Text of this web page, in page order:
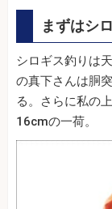
まずはシ
シロギス釣りは
の真下さんは胴
る。さらに私の
16cmの一荷。